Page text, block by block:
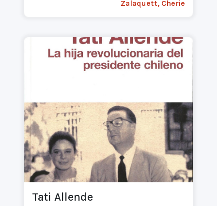
Zalaquett, Cherie
Tati Allende